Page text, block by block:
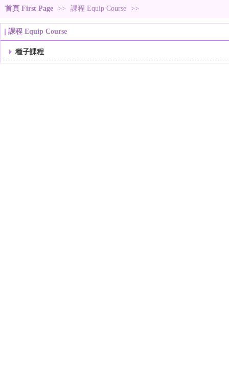
首頁 First Page >> 課程 Equip Course >>
課程 Equip Course
種子課程